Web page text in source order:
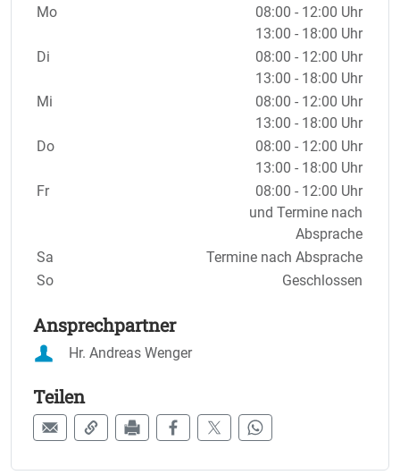
Wochentage / Monate
Öffnungszeiten / Hinweise
Mo
08:00 - 12:00 Uhr
13:00 - 18:00 Uhr
Di
08:00 - 12:00 Uhr
13:00 - 18:00 Uhr
Mi
08:00 - 12:00 Uhr
13:00 - 18:00 Uhr
Do
08:00 - 12:00 Uhr
13:00 - 18:00 Uhr
Fr
08:00 - 12:00 Uhr
und Termine nach
Absprache
Sa
Termine nach Absprache
So
Geschlossen
Ansprechpartner
Hr. Andreas Wenger
Teilen